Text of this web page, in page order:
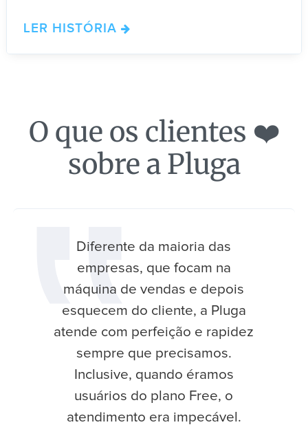
LER HISTÓRIA
O que os clientes ❤️
sobre a Pluga
Diferente da maioria das
empresas, que focam na
máquina de vendas e depois
esquecem do cliente, a Pluga
atende com perfeição e rapidez
sempre que precisamos.
Inclusive, quando éramos
usuários do plano Free, o
atendimento era impecável.